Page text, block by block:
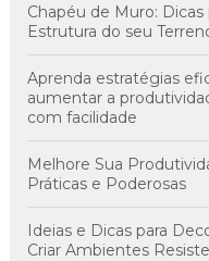
Chapéu de Muro:
Estrutura do seu
Aprenda estratégias
aumentar a
com facilidade
Melhore Sua
Práticas e Poderosas
Ideias e Dicas para
Criar Ambientes